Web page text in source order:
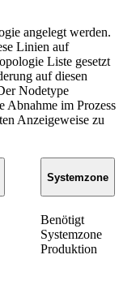
angelegt werden.
Linien auf
Liste gesetzt
auf diesen
Nodetype
im Prozess
Anzeigeweise zu
Systemzone
Benötigt
Systemzone
Produktion